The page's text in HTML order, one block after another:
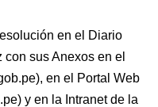
en el Diario
sus Anexos en el
en el Portal Web
y en la Intranet de la